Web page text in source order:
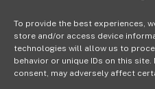
To provide the best experiences,
store and/or access device
technologies will allow us to
behavior or unique IDs on this
consent, may adversely affect
用製
品
aXtion
の各製
ー
ニ
ー